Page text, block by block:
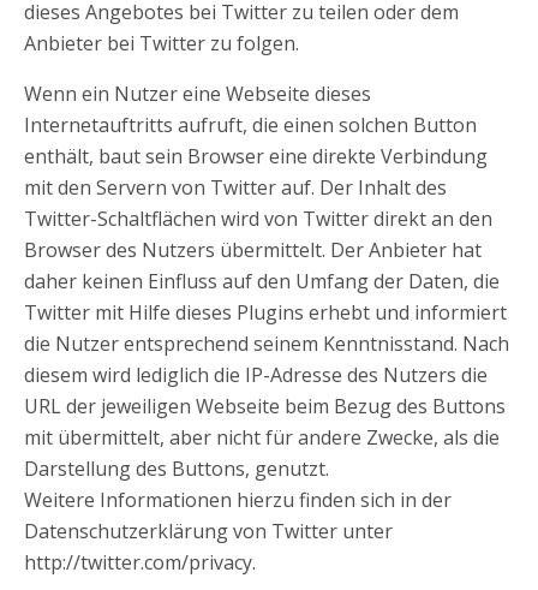
dieses Angebotes bei Twitter zu teilen oder dem
Anbieter bei Twitter zu folgen.
Wenn ein Nutzer eine Webseite dieses
Internetauftritts aufruft, die einen solchen Button
enthält, baut sein Browser eine direkte Verbindung
mit den Servern von Twitter auf. Der Inhalt des
Twitter-Schaltflächen wird von Twitter direkt an den
Browser des Nutzers übermittelt. Der Anbieter hat
daher keinen Einfluss auf den Umfang der Daten, die
Twitter mit Hilfe dieses Plugins erhebt und informiert
die Nutzer entsprechend seinem Kenntnisstand. Nach
diesem wird lediglich die IP-Adresse des Nutzers die
URL der jeweiligen Webseite beim Bezug des Buttons
mit übermittelt, aber nicht für andere Zwecke, als die
Darstellung des Buttons, genutzt.
Weitere Informationen hierzu finden sich in der
Datenschutzerklärung von Twitter unter
http://twitter.com/privacy.